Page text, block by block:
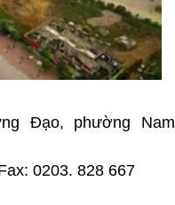
Đạo, phường Nam
0203. 828 667